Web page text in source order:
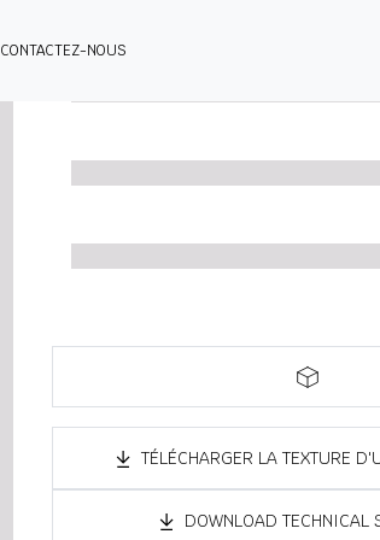
CONTACTEZ-NOUS
TÉLÉCHARGER LA TEXTURE
DOWNLOAD TECHNICAL